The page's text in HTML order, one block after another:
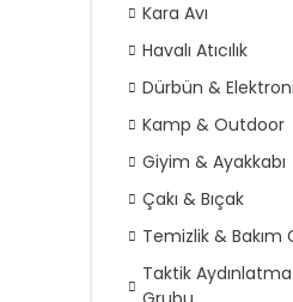
Kara Avı
Havalı Atıcılık
Dürbün &
Kamp & Outdoor
Giyim & Ayakkabı
Çakı & Bıçak
Temizlik & Bakım
Taktik